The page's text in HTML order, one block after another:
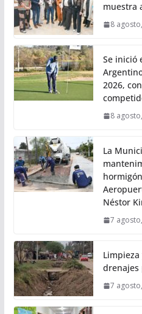
muestra
8
Se inició
2026,
8
La
Néstor
7
drenajes
7